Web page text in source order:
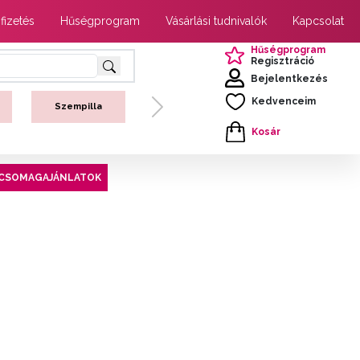
Hűségprogram Vásárlási tudnivalók Kapcsolat
Szempilla
Next
Hűségprogram
Regisztráció
Bejelentkezés
Kedvenceim
Kosár